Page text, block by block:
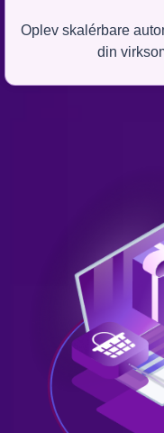
Oplev skalérbare
din